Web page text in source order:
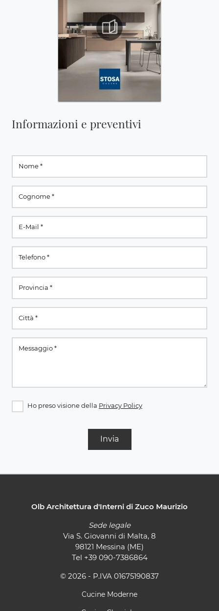
Informazioni e preventivi
Ho preso visione della Privacy Policy
Invia
Olb Architettura d'Interni di Zuco Maurizio
Sede legale
Via S. Giovanni di Malta, 8
98121 Messina (ME)
Tel +39 090-7386864
© 2026 - P.IVA 01675190837
Cucine Moderne